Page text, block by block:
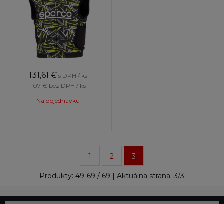
131,61 € s DPH / ks
107 € bez DPH / ks
Na objednávku
1 2 3
Produkty: 49-69 / 69 | Aktuálna strana: 3/3